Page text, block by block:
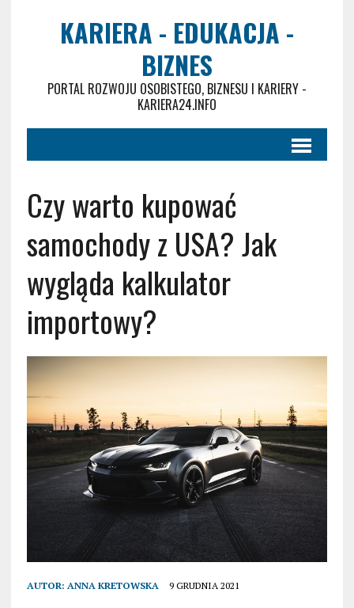
KARIERA - EDUKACJA -
BIZNES
PORTAL ROZWOJU OSOBISTEGO, BIZNESU I KARIERY -
KARIERA24.INFO
Czy warto kupować
samochody z USA? Jak
wygląda kalkulator
importowy?
AUTOR: ANNA KRETOWSKA 9 GRUDNIA 2021